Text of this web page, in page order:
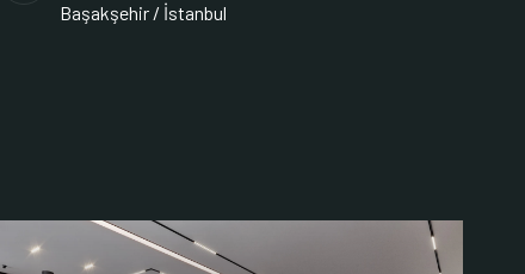
Başakşehir / İstanbul